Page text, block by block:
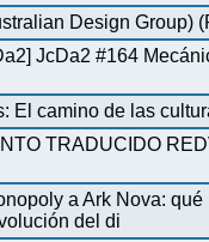
Design Group)
JcDa2 #164
El camino de las
TRADUCIDO
a Ark Nova:
del di